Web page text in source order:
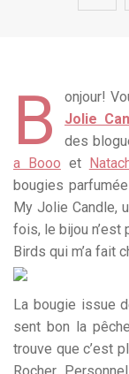
B onjour!
Jolie
des
a Booo et
bougies
My Jolie Candle,
fois, le bijou n’est
Birds qui m’a fait
La bougie issue
sent bon la
trouve que c’est